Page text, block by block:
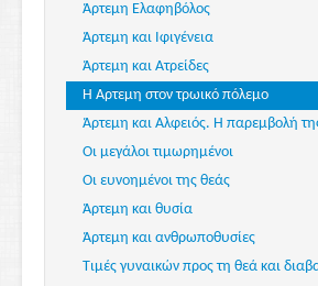
Άρτεμη Ελαφηβόλος
Άρτεμη και Ιφιγένεια
Άρτεμη και Ατρείδες
Η Άρτεμη στον τρωικό πόλεμο
Άρτεμη και Αλφειός. Η παρεμβολή
Οι μεγάλοι τιμωρημένοι
Οι ευνοημένοι της θεάς
Άρτεμη και θυσία
Άρτεμη και ανθρωποθυσίες
Τιμές γυναικών προς τη θεά και